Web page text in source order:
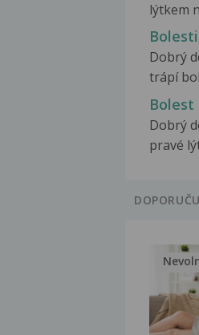
lýtkem
Dobrý
trápí
Bolest
Dobrý
pravé